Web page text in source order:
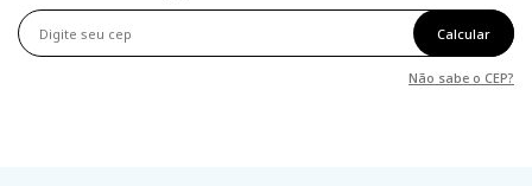
Calcular
Não sabe o CEP?